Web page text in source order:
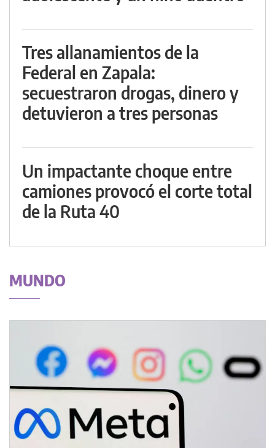
Tres allanamientos de la
Federal en Zapala:
secuestraron drogas, dinero y
detuvieron a tres personas
Un impactante choque entre
camiones provocó el corte total
de la Ruta 40
MUNDO